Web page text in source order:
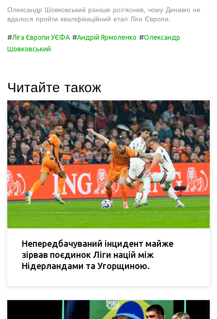
Олександр Шовковський раніше роз'яснив, чому Динамо не
вдалося пройти кваліфікаційний етап Ліги Європи.
#Ліга Європи УЄФА #Андрій Ярмоленко #Олександр
Шовковський
Читайте також
Непередбачуваний інцидент майже
зірвав поєдинок Ліги націй між
Нідерландами та Угорщиною.